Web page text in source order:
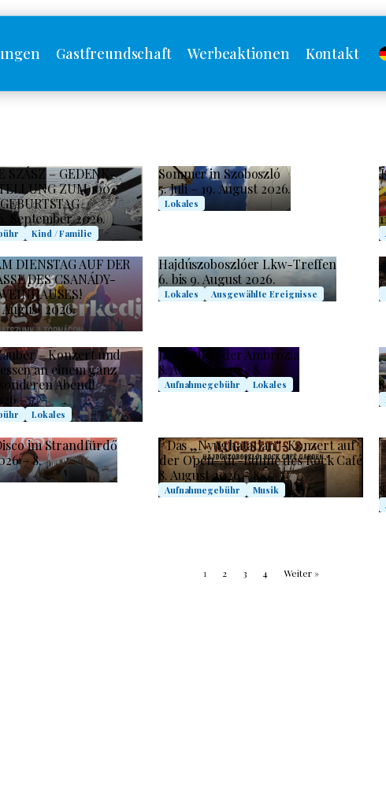
Gastfreundschaft Werbeaktionen Kontakt
SZÁSZ – GEDENK-
ZUM 100.
GEBURTSTAG
September 2026.
Kind / Familie
Sommer in Szoboszló
5. Juli – 19. August 2026.
Lokales
DIENSTAG AUF DER
DES CSANÁDY-
August 2026.
Hajdúszoboszlóer Lkw-Treffen
6. bis 9. August 2026.
Lokales Ausgewählte Ereignisse
– Konzert und
an einem ganz
Abend!
– 7.
Lokales
Jackwell in der Ambrózia
8. August 2026 – 8.
Aufnahmegebühr Lokales
im Strandfürdő
– 8.
Das „Nyughatatlan“-Konzert auf
der Open-Air-Bühne des Rock Café
8. August 2026 – 8.
Aufnahmegebühr Musik
1 2 3 4 Weiter »